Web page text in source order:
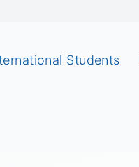
Students